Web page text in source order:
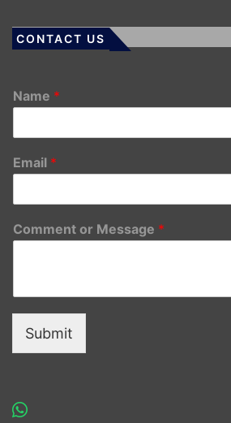
CONTACT US
Name *
Email *
Comment or Message *
Submit